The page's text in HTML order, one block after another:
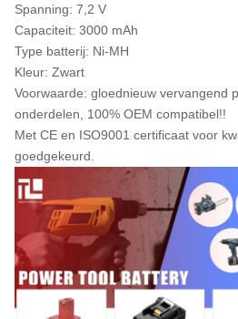
Spanning: 7,2 V
Capaciteit: 3000 mAh
Type batterij: Ni-MH
Kleur: Zwart
Voorwaarde: gloednieuw vervangend
onderdelen, 100% OEM compatibel!!
Met CE en ISO9001 certificaat voor
goedgekeurd.